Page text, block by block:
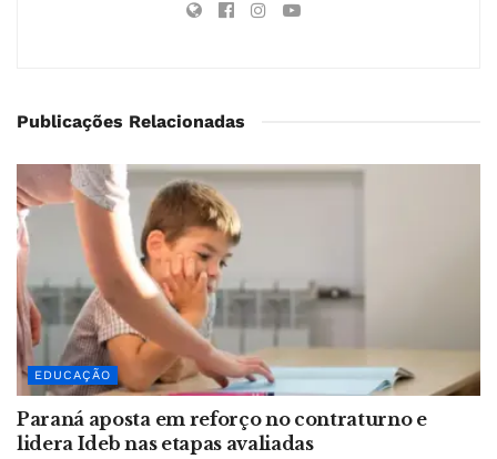
Publicações Relacionadas
EDUCAÇÃO
Paraná aposta em reforço no contraturno e
lidera Ideb nas etapas avaliadas